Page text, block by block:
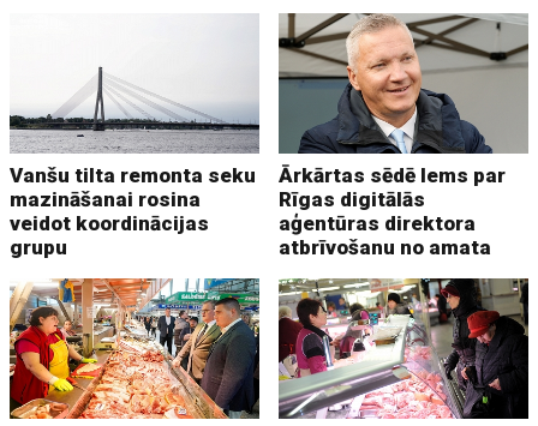
Vanšu tilta remonta seku
mazināšanai rosina
veidot koordinācijas
grupu
Ārkārtas sēdē lems par
Rīgas digitālās
aģentūras direktora
atbrīvošanu no amata